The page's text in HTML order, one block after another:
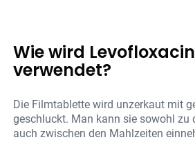
Wie wird Levofloxacin
verwendet?
Die Filmtablette wird unzerkaut mit
geschluckt. Man kann sie sowohl zu
auch zwischen den Mahlzeiten